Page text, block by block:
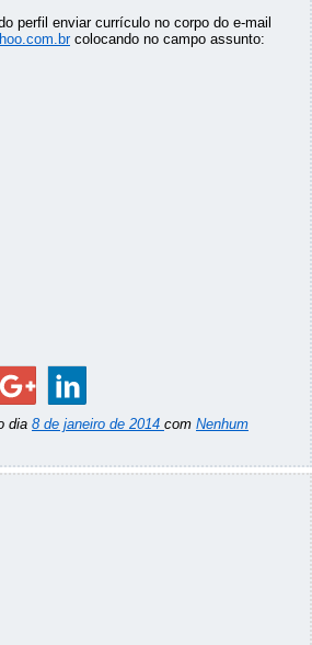
perfil enviar currículo no corpo do e-mail
colocando no campo assunto:
dia 8 de janeiro de 2014 com Nenhum